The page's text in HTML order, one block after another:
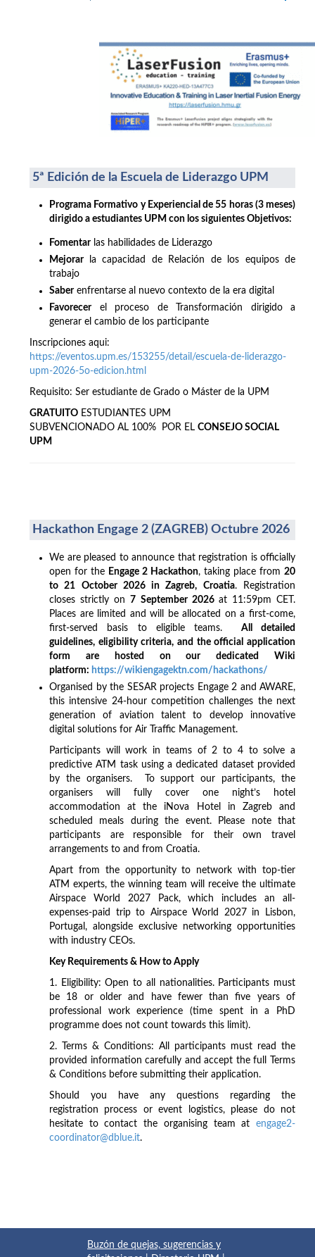
5ª Edición de la Escuela de Liderazgo UPM
Programa Formativo y Experiencial de 55 horas (3 meses)
dirigido a estudiantes UPM con los siguientes Objetivos:
Fomentarlas habilidades de Liderazgo
Mejorar
la capacidad de Relación de los equipos de
trabajo
Saberenfrentarse al nuevo contexto de la era digital
Favorecerel proceso de Transformación dirigido a
generar el cambio de los participante
Inscripciones aqui:
https://eventos.upm.es/153255/detail/escuela-de-liderazgo-
upm-2026-5o-edicion.html
Requisito: Ser estudiante de Grado o Máster de la UPM
GRATUITO ESTUDIANTES UPM
SUBVENCIONADO AL 100% POR EL CONSEJO SOCIAL
UPM
Hackathon Engage 2 (ZAGREB) Octubre 2026
We are pleased to announce that registration is officially
open for the Engage 2 Hackathon, taking place from 20
to 21 October 2026 in Zagreb, Croatia. Registration
closes strictly on7 September 2026 at 11:59pm CET.
Places are limited and will be allocated on a first-come,
first-served basis to eligible teams. All detailed
guidelines, eligibility criteria, and the official application
form are hosted on our dedicated Wiki
platform: https://wikiengagektn.com/hackathons/
Organised by the SESAR projects Engage 2 and AWARE,
this intensive 24-hour competition challenges the next
generation of aviation talent to develop innovative
digital solutions for Air Traffic Management.
Participants will work in teams of 2 to 4 to solve a
predictive ATM task using a dedicated dataset provided
by the organisers. To support our participants, the
organisers will fully cover one night’s hotel
accommodation at the iNova Hotel in Zagreb and
scheduled meals during the event. Please note that
participants are responsible for their own travel
arrangements to and from Croatia.
Apart from the opportunity to network with top-tier
ATM experts, the winning team will receive the ultimate
Airspace World 2027 Pack, which includes an all-
expenses-paid trip to Airspace World 2027 in Lisbon,
Portugal, alongside exclusive networking opportunities
with industry CEOs.
Key Requirements & How to Apply
1. Eligibility: Open to all nationalities. Participants must
be 18 or older and have fewer than five years of
professional work experience (time spent in a PhD
programme does not count towards this limit).
2. Terms & Conditions: All participants must read the
provided information carefully and accept the full Terms
& Conditions before submitting their application.
Should you have any questions regarding the
registration process or event logistics, please do not
hesitate to contact the organising team at engage2-
coordinator@dblue.it.
Buzón de quejas, sugerencias y